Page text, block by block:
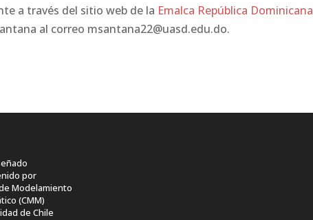
a través del sitio web de la Emalca República Dominicana
al correo msantana22@uasd.edu.do.
por
Modelamiento
(CMM)
de Chile